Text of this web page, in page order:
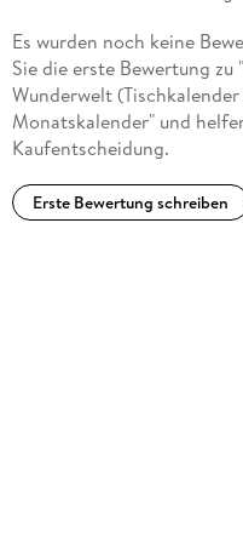
Es wurden noch keine
Sie die erste Bewertung
Wunderwelt
Monatskalender" und
Kaufentscheidung.
Erste Bewertung schreiben